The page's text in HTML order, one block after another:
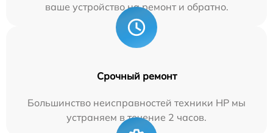
ваше устройство на ремонт и обратно.
Срочный ремонт
Большинство неисправностей техники HP мы
устраняем в течение 2 часов.